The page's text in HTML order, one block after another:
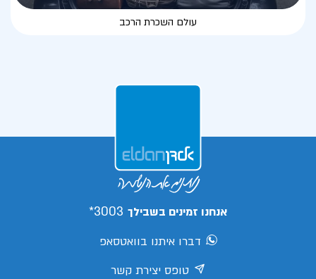
עולם השכרת הרכב
אנחנו זמינים בשבילך 3003*
דברו איתנו בוואטסאפ
טופס יצירת קשר